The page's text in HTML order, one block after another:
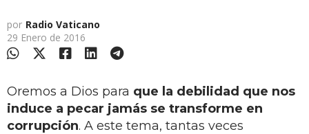
por Radio Vaticano
29 Enero de 2016
Oremos a Dios para que la debilidad que nos
induce a pecar jamás se transforme en
corrupción. A este tema, tantas veces